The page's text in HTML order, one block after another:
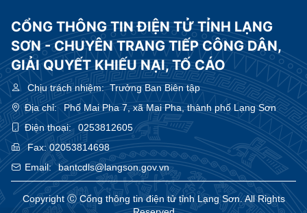
CỔNG THÔNG TIN ĐIỆN TỬ TỈNH LẠNG
SƠN - CHUYÊN TRANG TIẾP CÔNG DÂN,
GIẢI QUYẾT KHIẾU NẠI, TỐ CÁO
Chịu trách nhiệm:Trưởng Ban Biên tập
Địa chỉ:
Phố Mai Pha 7, xã Mai Pha, thành phố Lạng Sơn
Điện thoại:
0253812605
Fax:02053814698
Email:
bantcdls@langson.gov.vn
Copyright Ⓒ Cổng thông tin điện tử tỉnh Lạng Sơn. All Rights